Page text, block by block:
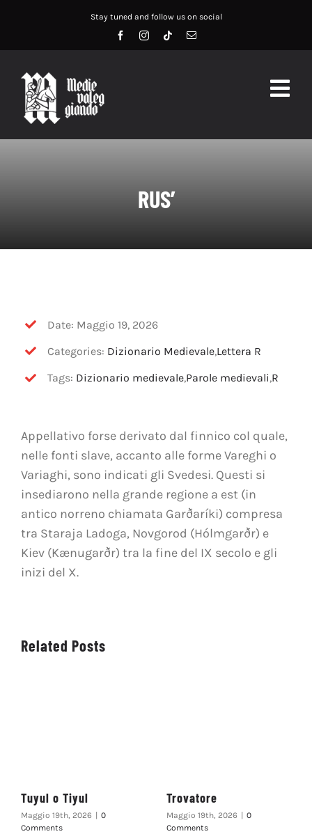
contenuto
Stay tuned and follow us on social
HOME
DIDATTICA
OFF TOPIC
CONTATTI
RUS’
Date: Maggio 19, 2026
Categories: Dizionario Medievale,Lettera R
Tags: Dizionario medievale,Parole medievali,R
Appellativo forse derivato dal finnico col quale,
nelle fonti slave, accanto alle forme Vareghi o
Variaghi, sono indicati gli Svedesi. Questi si
insediarono nella grande regione a est (in
antico norreno chiamata Garðaríki) compresa
tra Staraja Ladoga, Novgorod (Hólmgarðr) e
Kiev (Kænugarðr) tra la fine del IX secolo e gli
inizi del X.
Related Posts
Tuyul o Tiyul
Maggio 19th, 2026
0
Comments
Trovatore
Maggio 19th, 2026
0
Comments